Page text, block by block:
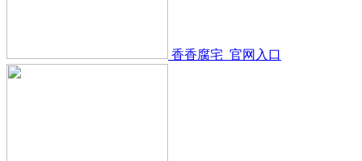
香香腐宅_官网入口